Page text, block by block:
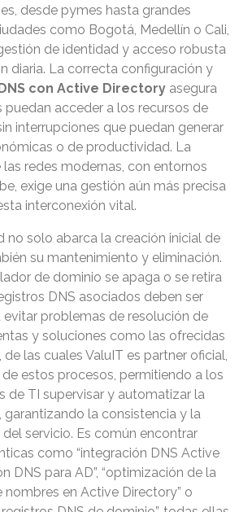
desde pymes hasta grandes
como Bogotá, Medellín o Cali,
de identidad y acceso robusta
diaria. La correcta configuración y
con Active Directoryasegura
puedan acceder a los recursos de
interrupciones que puedan generar
o de productividad. La
redes modernas, con entornos
exige una gestión aún más precisa
interconexión vital.
no solo abarca la creación inicial de
su mantenimiento y eliminación.
de dominio se apaga o se retira
DNS asociados deben ser
evitar problemas de resolución de
y soluciones como las ofrecidas
las cuales ValuIT es partner oficial,
estos procesos, permitiendo a los
de TI supervisar y automatizar la
garantizando la consistencia y la
servicio. Es común encontrar
como “integración DNS Active
DNS para AD”, “optimización de la
nombres en Active Directory” o